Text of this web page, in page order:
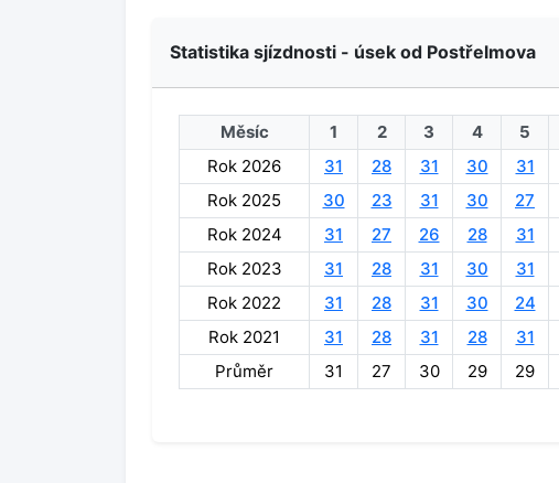
Statistika sjízdnosti - úsek od Postřelmova
Měsíc 1 2 3 4 5
Rok 2026
31 28 31 30 31
Rok 2025
30 23 31 30 27
Rok 2024
31 27 26 28 31
Rok 2023
31 28 31 30 31
Rok 2022
31 28 31 30 24
Rok 2021
31 28 31 28 31
Průměr
31 27 30 29 29